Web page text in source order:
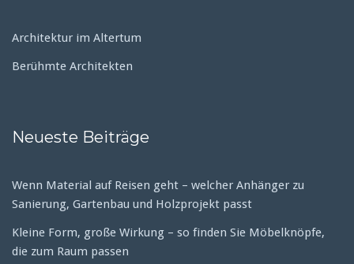
Architektur im Altertum
Berühmte Architekten
Neueste Beiträge
Wenn Material auf Reisen geht – welcher Anhänger zu
Sanierung, Gartenbau und Holzprojekt passt
Kleine Form, große Wirkung – so finden Sie Möbelknöpfe,
die zum Raum passen